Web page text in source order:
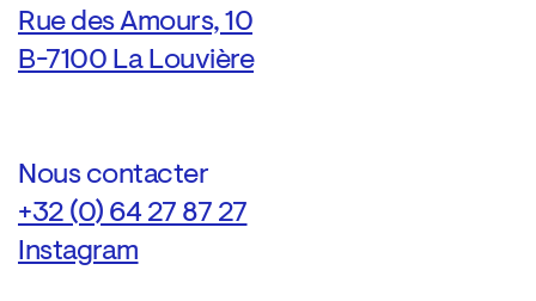
Rue des Amours, 10
B-7100 La Louvière
Nous contacter
+32 (0) 64 27 87 27
Instagram